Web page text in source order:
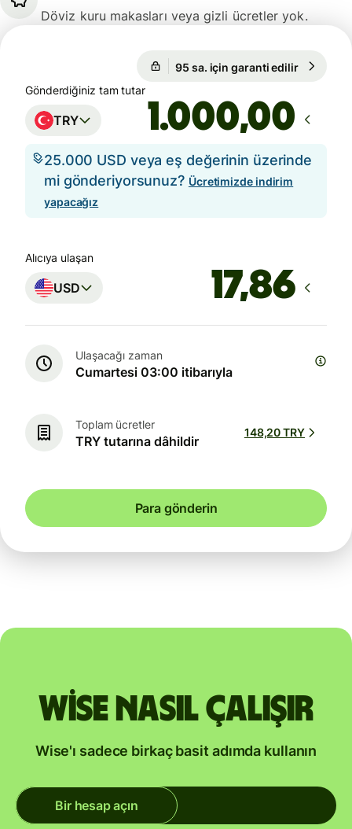
Döviz kuru makasları veya gizli ücretler yok.
95 sa. için garanti edilir
Gönderdiğiniz tam tutar
TRY ,00
25.000 USD veya eş değerinin üzerinde
mi gönderiyorsunuz? Ücretimizde indirim
yapacağız
Alıcıya ulaşan
USD
Ulaşacağı zaman
Cumartesi 03:00 itibarıyla
Toplam ücretler
TRY tutarına dâhildir
148,20 TRY
Para gönderin
Wise nasıl çalışır
Wise'ı sadece birkaç basit adımda kullanın
Bir hesap açın